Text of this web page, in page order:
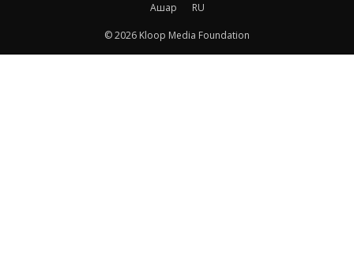
Ашар
RU
© 2026 Kloop Media Foundation